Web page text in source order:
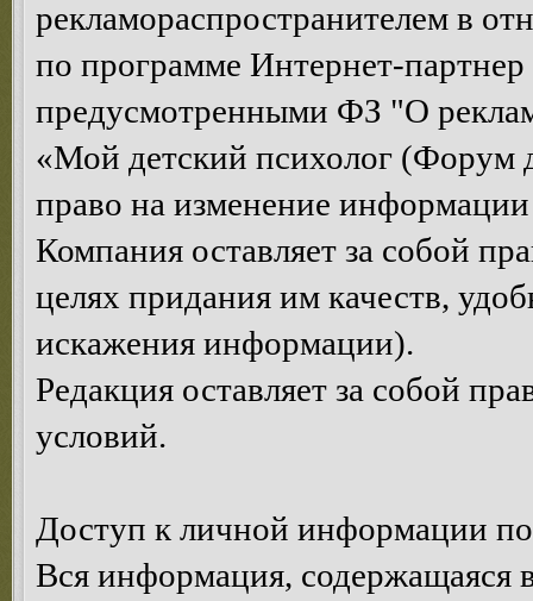
рекламораспространителем в
по программе Интернет-
предусмотренными ФЗ "О
«Мой детский психолог (Форум
право на изменение
Компания оставляет за собой
целях придания им качеств,
искажения информации).
Редакция оставляет за собой
условий.
Доступ к личной информации
Вся информация, содержащаяся